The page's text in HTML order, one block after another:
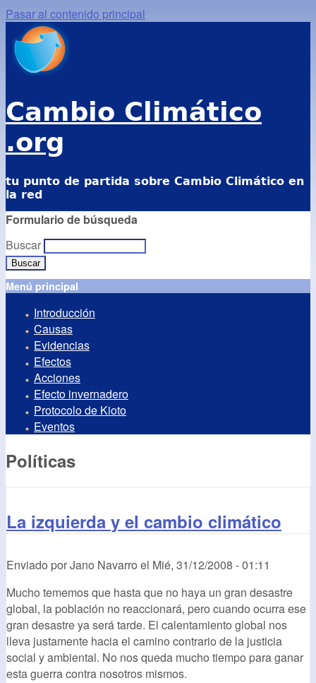
Pasar al contenido principal
Cambio Climático
.org
tu punto de partida sobre Cambio Climático en
la red
Formulario de búsqueda
Buscar
Menú principal
Introducción
Causas
Evidencias
Efectos
Acciones
Efecto invernadero
Protocolo de Kioto
Eventos
Políticas
La izquierda y el cambio climático
Enviado porJano Navarro el Mié, 31/12/2008 - 01:11
Mucho tememos que hasta que no haya un gran desastre
global, la población no reaccionará, pero cuando ocurra ese
gran desastre ya será tarde. El calentamiento global nos
lleva justamente hacia el camino contrario de la justicia
social y ambiental. No nos queda mucho tiempo para ganar
esta guerra contra nosotros mismos.